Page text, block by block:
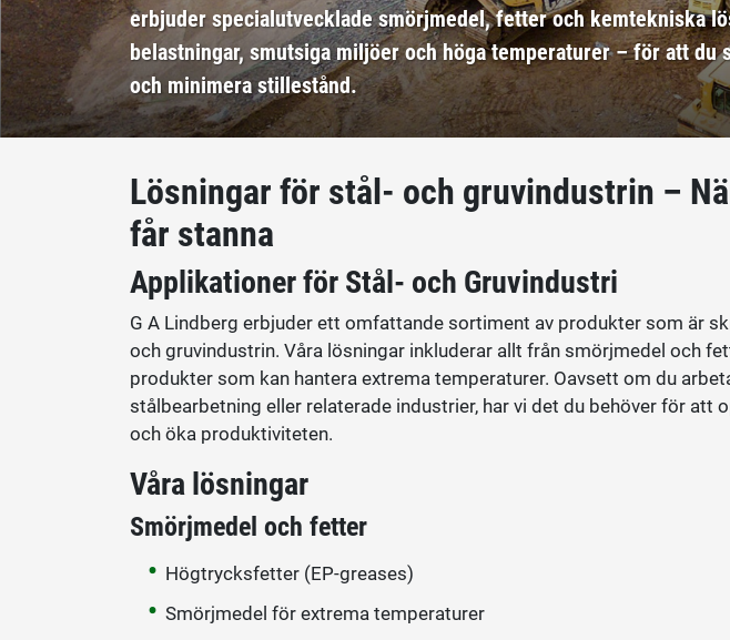
erbjuder specialutvecklade smörjmedel, fetter och kemtekniska
belastningar, smutsiga miljöer och höga temperaturer – för att du
och minimera stillestånd.
Lösningar för stål- och gruvindustrin –
får stanna
Applikationer för Stål- och Gruvindustri
G A Lindberg erbjuder ett omfattande sortiment av produkter som är
och gruvindustrin. Våra lösningar inkluderar allt från smörjmedel och
produkter som kan hantera extrema temperaturer. Oavsett om du
stålbearbetning eller relaterade industrier, har vi det du behöver för att
och öka produktiviteten.
Våra lösningar
Smörjmedel och fetter
Högtrycksfetter (EP-greases)
Smörjmedel för extrema temperaturer